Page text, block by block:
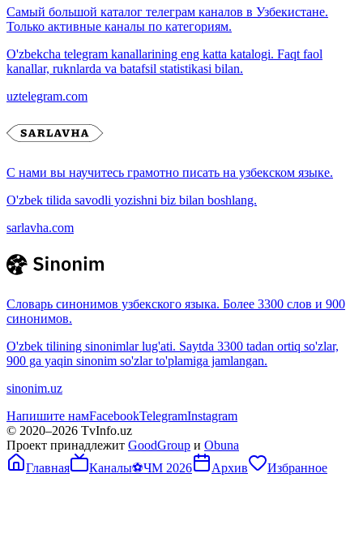
Самый большой каталог телеграм каналов в Узбекистане.
Только активные каналы по категориям.
O'zbekcha telegram kanallarining eng katta katalogi. Faqt faol
kanallar, ruknlarda va batafsil statistikasi bilan.
uztelegram.com
С нами вы научитесь грамотно писать на узбекском языке.
O'zbek tilida savodli yozishni biz bilan boshlang.
sarlavha.com
Словарь синонимов узбекского языка. Более 3300 слов и 900
синонимов.
O'zbek tilining sinonimlar lug'ati. Saytda 3300 tadan ortiq so'zlar,
900 ga yaqin sinonim so'zlar to'plamiga jamlangan.
sinonim.uz
Напишите намFacebookTelegramInstagram
© 2020–2026 TvInfo.uz
Проект принадлежит GoodGroup и Obuna
Главная
Каналы⚽ЧМ 2026 Архив Избранное